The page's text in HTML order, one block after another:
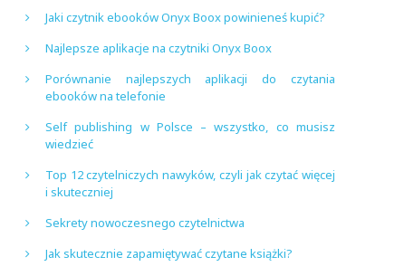
Jaki czytnik ebooków Onyx Boox powinieneś kupić?
Najlepsze aplikacje na czytniki Onyx Boox
Porównanie najlepszych aplikacji do czytania
ebooków na telefonie
Self publishing w Polsce – wszystko, co musisz
wiedzieć
Top 12 czytelniczych nawyków, czyli jak czytać więcej
i skuteczniej
Sekrety nowoczesnego czytelnictwa
Jak skutecznie zapamiętywać czytane książki?